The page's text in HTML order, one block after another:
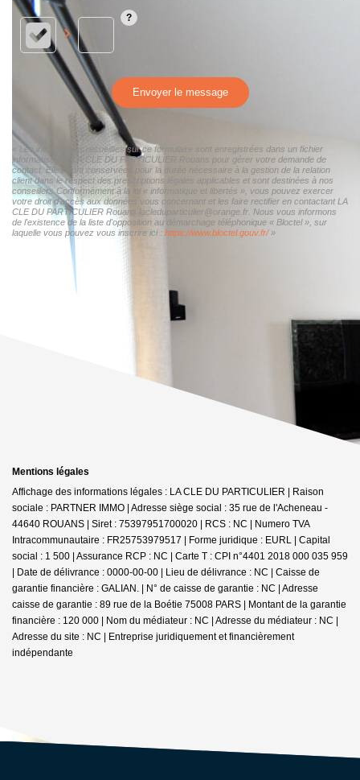
Envoyer le message
« Les informations recueillies sur ce formulaire sont enregistrées dans un fichier
informatisé par LA CLE DU PARTICULIER Rouans pour gérer votre demande de
contact. Elles sont conservées pour la durée nécessaire à la gestion de la relation
client dans le respect des prescriptions légales applicables et sont destinées à nos
conseillers Conformément à la loi « informatique et libertés », vous pouvez exercer
votre droit d'accès aux données vous concernant et les faire rectifier en contactant LA
CLE DU PARTICULIER Rouans lacleduparticulier@orange.fr. Nous vous informons
de l'existence de la liste d'opposition au démarchage téléphonique « Bloctel », sur
laquelle vous pouvez vous inscrire ici : https://www.bloctel.gouv.fr/»
Mentions légales
Affichage des informations légales : LA CLE DU PARTICULIER | Raison
sociale : PARTNER IMMO | Adresse siège social : 35 rue de l'Acheneau -
44640 ROUANS | Siret : 75397951700020 | RCS : NC | Numero TVA
Intracommunautaire : FR25753979517 | Forme juridique : EURL | Capital
social : 1 500 | Assurance RCP : NC | Carte T : CPI n°4401 2018 000 035 959
| Date de délivrance : 0000-00-00 | Lieu de délivrance : NC | Caisse de
garantie financière : GALIAN. | N° de caisse de garantie : NC | Adresse
caisse de garantie : 89 rue de la Boétie 75008 PARS | Montant de la garantie
financière : 120 000 | Nom du médiateur : NC | Adresse du médiateur : NC |
Adresse du site : NC | Entreprise juridiquement et financièrement
indépendante